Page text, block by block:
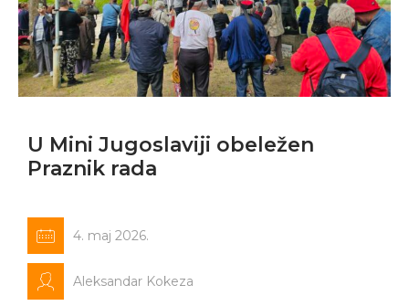
U Mini Jugoslaviji obeležen
Praznik rada
4. maj 2026.
Aleksandar Kokeza